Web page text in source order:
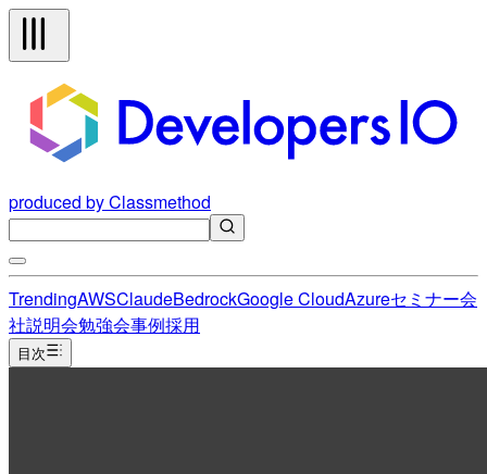
produced by Classmethod
TrendingAWSClaudeBedrockGoogle CloudAzureセミナー会
社説明会勉強会事例採用
目次